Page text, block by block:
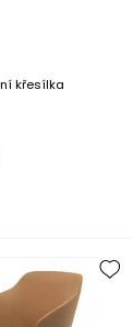
křesílka